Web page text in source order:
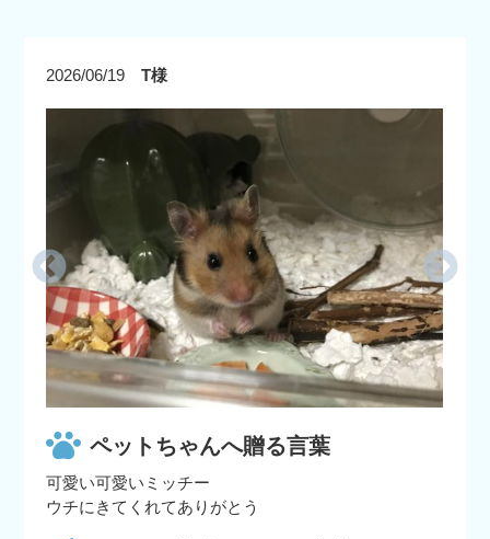
2026/06/19 T様
ペットちゃんへ贈る言葉
可愛い可愛いミッチー
ウチにきてくれてありがとう